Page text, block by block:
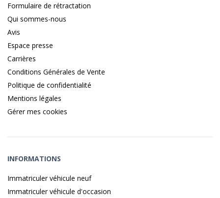
Formulaire de rétractation
Qui sommes-nous
Avis
Espace presse
Carrières
Conditions Générales de Vente
Politique de confidentialité
Mentions légales
Gérer mes cookies
INFORMATIONS
Immatriculer véhicule neuf
Immatriculer véhicule d'occasion